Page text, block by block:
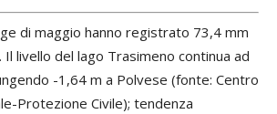
di maggio hanno registrato 73,4 mm
Il livello del lago Trasimeno continua ad
-1,64 m a Polvese (fonte: Centro
Protezione Civile); tendenza